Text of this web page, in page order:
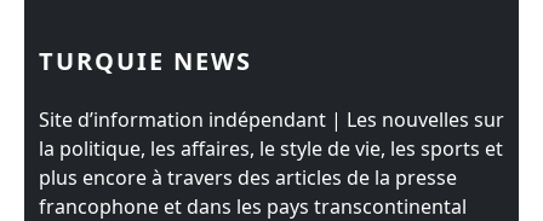
TURQUIE NEWS
Site d’information indépendant | Les nouvelles sur
la politique, les affaires, le style de vie, les sports et
plus encore à travers des articles de la presse
francophone et dans les pays transcontinental